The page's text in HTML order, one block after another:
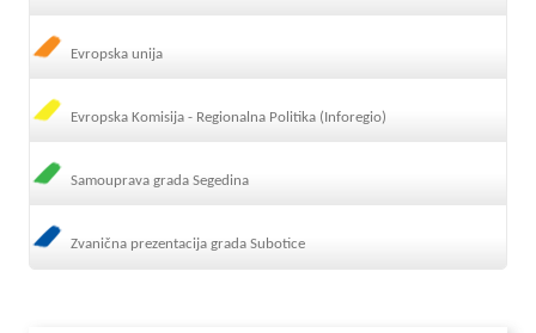
Evropska unija
Evropska Komisija - Regionalna Politika (Inforegio)
Samouprava grada Segedina
Zvanična prezentacija grada Subotice